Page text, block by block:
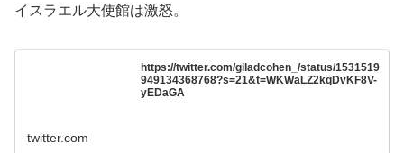
イスラエル大使館は激怒。
https://twitter.com/giladcohen_/status/1531519
949134368768?s=21&t=WKWaLZ2kqDvKF8V-
yEDaGA
twitter.com